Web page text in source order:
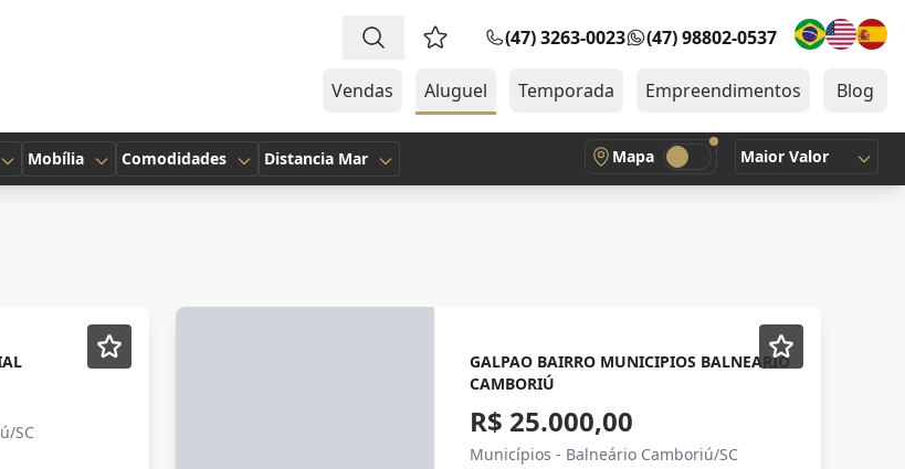
Favoritos (0 itens)
(47) 3263-0023 (47) 98802-0537
Vendas Aluguel Temporada Empreendimentos Blog
Mobília Comodidades Distancia Mar Mapa Maior Valor
SC
GALPAO BAIRRO MUNICIPIOS BALNEARIO
CAMBORIÚ
R$ 25.000,00
Municípios - Balneário Camboriú/SC